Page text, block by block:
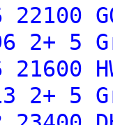
22100
2+ 5
2+ 5